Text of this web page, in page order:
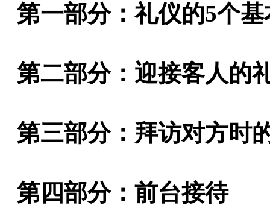
第一部分：礼仪的5个
第二部分：迎接客人的
第三部分：拜访对方时
第四部分：前台接待